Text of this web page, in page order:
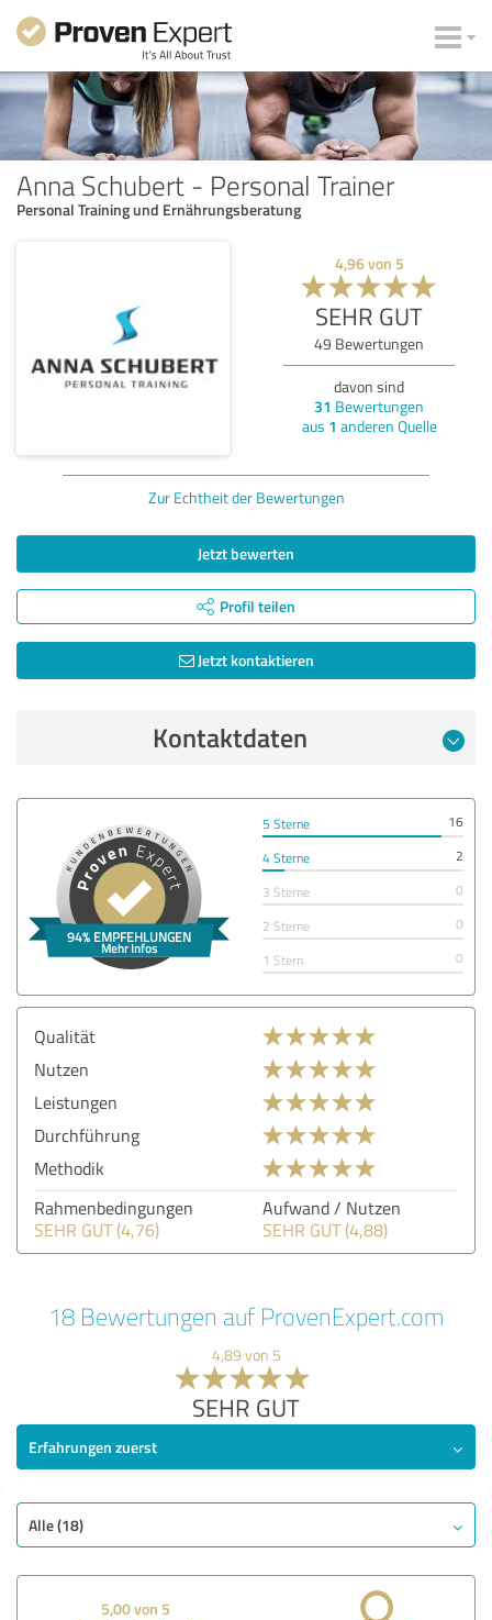
Anna Schubert - Personal Trainer
Personal Training und Ernährungsberatung
4,96von 5
SEHR GUT
49 Bewertungen
davon sind
31 Bewertungen
aus 1 anderen Quelle
Zur Echtheit der Bewertungen
Jetzt bewerten
Profil teilen
Jetzt kontaktieren
Kontaktdaten
5 Sterne
16
4 Sterne
2
3 Sterne
0
2 Sterne
0
1 Stern
0
Qualität
Nutzen
Leistungen
Durchführung
Methodik
Rahmenbedingungen
SEHR GUT (4,76)
Aufwand / Nutzen
SEHR GUT (4,88)
18 Bewertungen auf ProvenExpert.com
4,89 von 5
SEHR GUT
Erfahrungen zuerst
Alle (18)
5,00 von 5